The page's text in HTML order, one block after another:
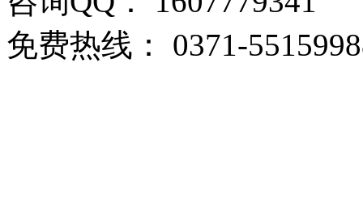
免费热线： 0371-